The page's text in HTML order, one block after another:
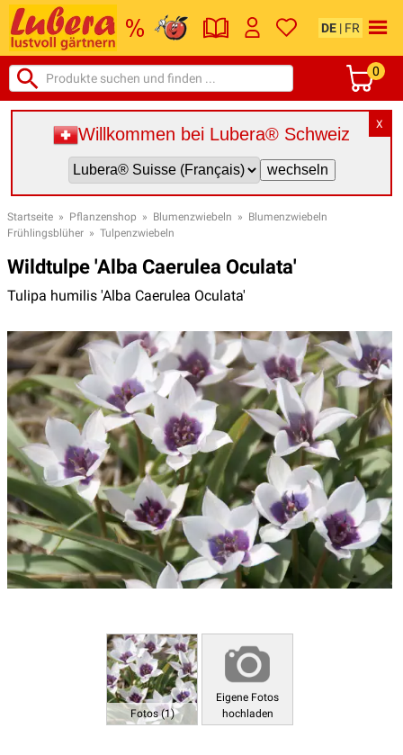
DE | FR
0
X
Willkommen bei Lubera® Schweiz
Startseite » Pflanzenshop » Blumenzwiebeln » Blumenzwiebeln
Frühlingsblüher » Tulpenzwiebeln
Wildtulpe 'Alba Caerulea Oculata'
Tulipa humilis 'Alba Caerulea Oculata'
Fotos (1)
Eigene Fotos
hochladen